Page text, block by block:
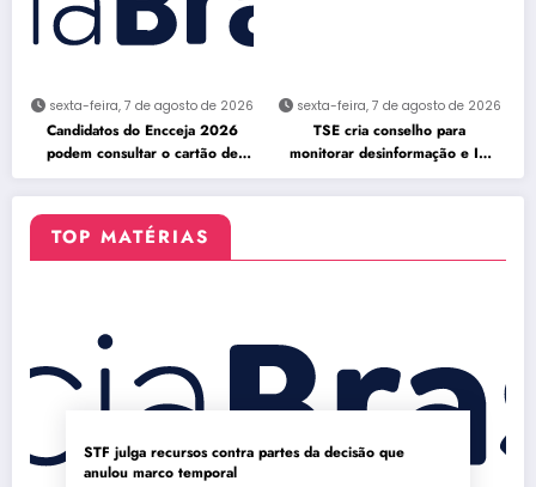
sexta-feira, 7 de agosto de 2026
Candidatos do Encceja 2026
podem consultar o cartão de
inscrição
sexta-feira, 7 de agosto de 2026
TSE cria conselho para
monitorar desinformação e IA
nas eleições
TOP MATÉRIAS
STF julga recursos contra partes da decisão que
anulou marco temporal